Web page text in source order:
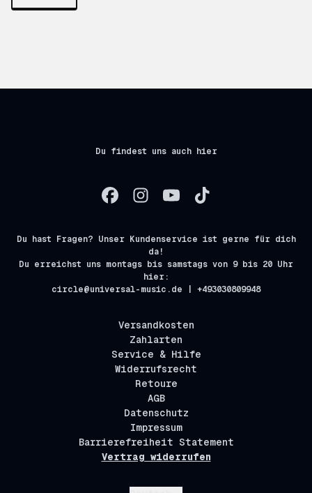
Du findest uns auch hier
Du hast Fragen? Unser Kundenservice ist gerne für dich
da!
Du erreichst uns montags bis samstags von 9 bis 20 Uhr
hier:
circle@universal-music.de | +493030809948
Versandkosten
Zahlarten
Service & Hilfe
Widerrufsrecht
Retoure
AGB
Datenschutz
Impressum
Barrierefreiheit Statement
Vertrag widerrufen